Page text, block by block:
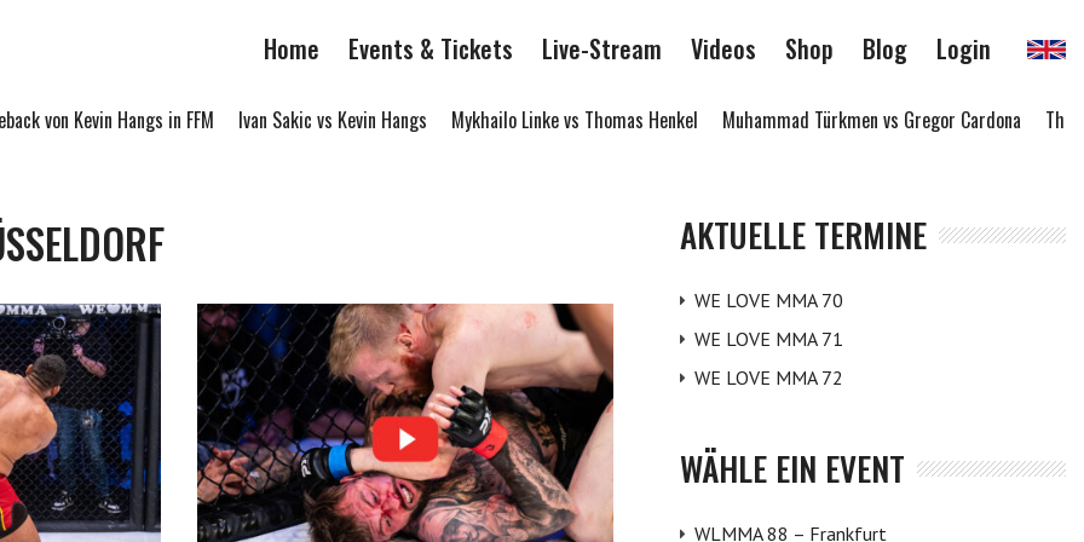
Home Events & Tickets Live-Stream Videos Shop Blog Login
von Kevin Hangs in FFM Ivan Sakic vs Kevin Hangs Mykhailo Linke vs Thomas Henkel Muhammad Türkmen vs Gregor Cardona
AKTUELLE TERMINE
WE LOVE MMA 70
WE LOVE MMA 71
WE LOVE MMA 72
WÄHLE EIN EVENT
WLMMA 88 – Frankfurt